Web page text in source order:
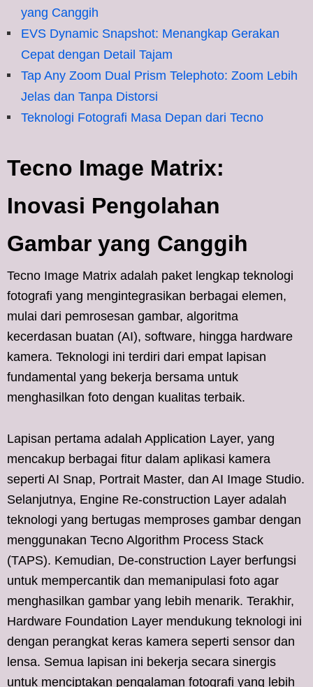
yang Canggih
EVS Dynamic Snapshot: Menangkap Gerakan
Cepat dengan Detail Tajam
Tap Any Zoom Dual Prism Telephoto: Zoom Lebih
Jelas dan Tanpa Distorsi
Teknologi Fotografi Masa Depan dari Tecno
Tecno Image Matrix:
Inovasi Pengolahan
Gambar yang Canggih
Tecno Image Matrix adalah paket lengkap teknologi
fotografi yang mengintegrasikan berbagai elemen,
mulai dari pemrosesan gambar, algoritma
kecerdasan buatan (AI), software, hingga hardware
kamera. Teknologi ini terdiri dari empat lapisan
fundamental yang bekerja bersama untuk
menghasilkan foto dengan kualitas terbaik.
Lapisan pertama adalah Application Layer, yang
mencakup berbagai fitur dalam aplikasi kamera
seperti AI Snap, Portrait Master, dan AI Image Studio.
Selanjutnya, Engine Re-construction Layer adalah
teknologi yang bertugas memproses gambar dengan
menggunakan Tecno Algorithm Process Stack
(TAPS). Kemudian, De-construction Layer berfungsi
untuk mempercantik dan memanipulasi foto agar
menghasilkan gambar yang lebih menarik. Terakhir,
Hardware Foundation Layer mendukung teknologi ini
dengan perangkat keras kamera seperti sensor dan
lensa. Semua lapisan ini bekerja secara sinergis
untuk menciptakan pengalaman fotografi yang lebih